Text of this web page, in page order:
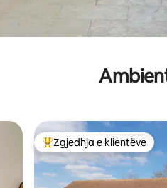
Më të mirat e zgjedhjeve të
Zgjedhja e klientëve